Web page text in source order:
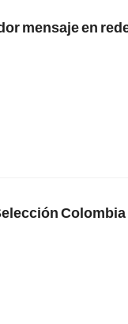
mensaje en